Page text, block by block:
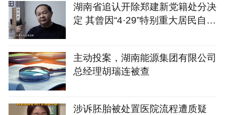
湖南省追认开除郑建新党籍处分决
定 其曾因“4·29”特别重大居民自建
主动投案，湖南能源集团有限公司
总经理胡瑞连被查
涉诉胚胎被处置医院流程遭质疑